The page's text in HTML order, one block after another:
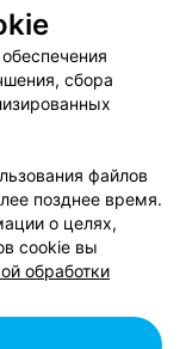
реализации
условия
концерт
нас вы можете
сбора
файлов
позднее время.
о целях,
cookie вы
обработки